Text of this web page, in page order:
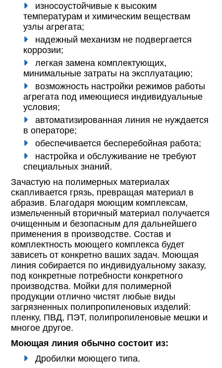
износоустойчивые к высоким
температурам и химическим веществам
узлы агрегата;
надежный механизм не подвергается
коррозии;
легкая замена комплектующих,
минимальные затраты на эксплуатацию;
возможность настройки режимов работы
агрегата под имеющиеся индивидуальные
условия;
автоматизированная линия не нуждается
в операторе;
обеспечивается бесперебойная работа;
настройка и обслуживание не требуют
специальных знаний.
Зачастую на полимерных материалах
скапливается грязь, превращая материал в
абразив. Благодаря моющим комплексам,
измельченный вторичный материал получается
очищенным и безопасным для дальнейшего
применения в производстве. Состав и
комплектность моющего комплекса будет
зависеть от конкретно ваших задач. Моющая
линия собирается по индивидуальному заказу,
под конкретные потребности конкретного
производства. Мойки для полимерной
продукции отлично чистят любые виды
загрязненных полипропиленовых изделий:
пленку, ПВД, ПЭТ, полипропиленовые мешки и
многое другое.
Моющая линия обычно состоит из:
Дробилки моющего типа.